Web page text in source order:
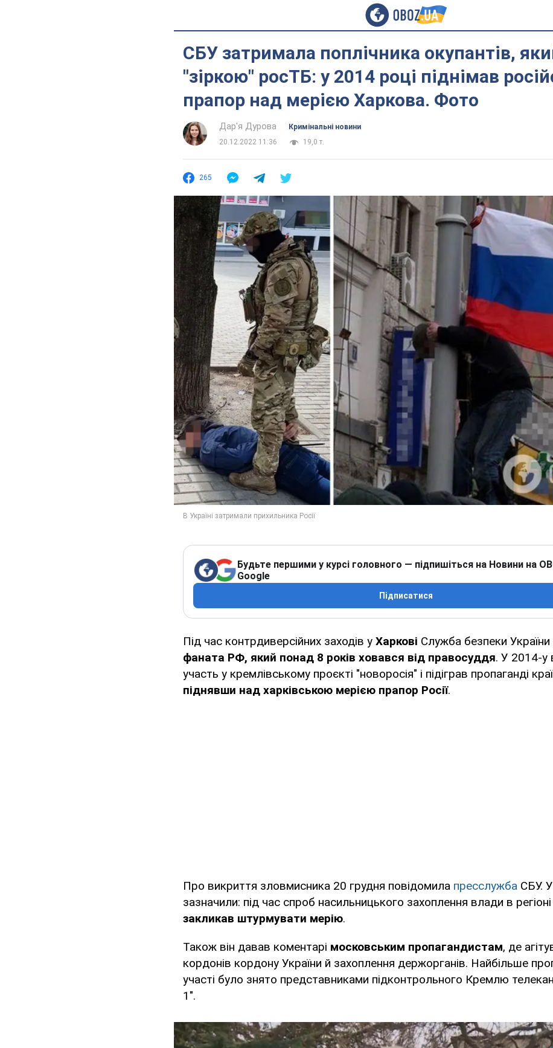
СБУ затримала поплічника окупантів,
"зіркою" росТБ: у 2014 році піднімав
прапор над мерією Харкова. Фото
Дар'я Дурова
Кримінальні новини
20.12.2022 11:36
19,0 т.
265
Будьте першими у курсі головного — підпишіться на Новини на
Google
Підписатися
Під час контрдиверсійних заходів у Харкові Служба безпеки
фаната РФ, який понад 8 років ховався від правосуддя. У 2014-у
участь у кремлівському проєкті "новоросія" і підіграв пропаганді
піднявши над харківською мерією прапор Росії.
Про викриття зловмисника 20 грудня повідомила пресслужба СБУ.
зазначили: під час спроб насильницького захоплення влади в
закликав штурмувати мерію.
Також він давав коментарі московським пропагандистам, де
кордонів кордону України й захоплення держорганів. Найбільше
участі було знято представниками підконтрольного Кремлю
1".